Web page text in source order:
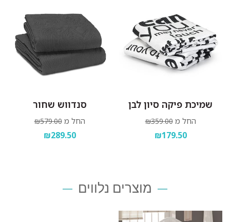
שמיכת פיקה סיון לבן
החל מ ₪359.00
₪179.50
סנדווש שחור
החל מ ₪579.00
₪289.50
מוצרים נלווים